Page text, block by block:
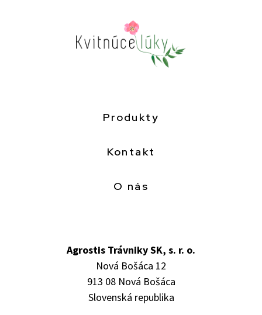
Produkty
Kontakt
O nás
Agrostis Trávniky SK, s. r. o.
Nová Bošáca 12
913 08 Nová Bošáca
Slovenská republika